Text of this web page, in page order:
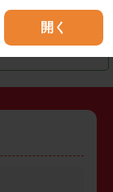
開く
・